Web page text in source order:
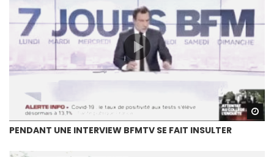
PENDANT UNE INTERVIEW BFMTV SE FAIT INSULTER